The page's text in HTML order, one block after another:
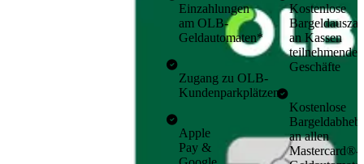
Einzahlungen
am OLB-
Geldautomaten*
Zugang zu OLB-
Kundenparkplätzen
Apple
Pay &
Kostenlose
an Kassen
teilnehmender
Geschäfte
Kostenlose
an allen
Mastercard®-